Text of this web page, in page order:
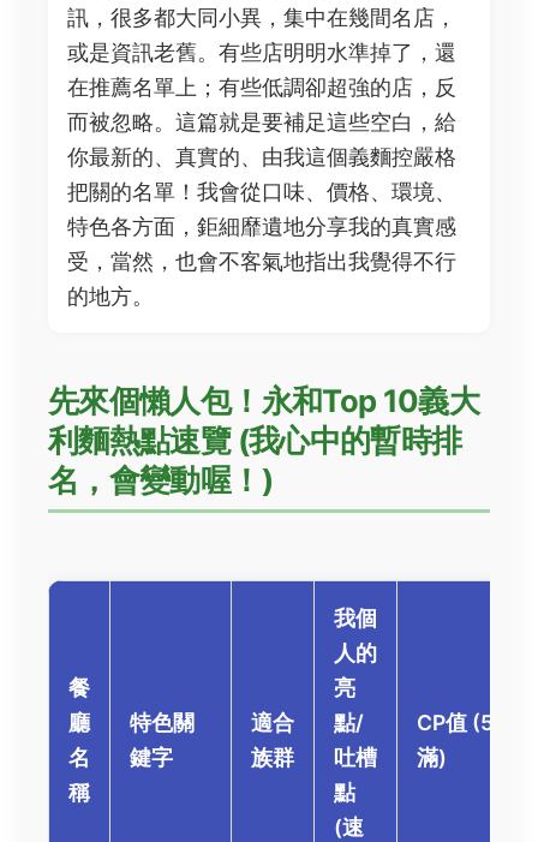
訊，很多都大同小異，集中在幾間名店，
或是資訊老舊。有些店明明水準掉了，還
在推薦名單上；有些低調卻超強的店，反
而被忽略。這篇就是要補足這些空白，給
你最新的、真實的、由我這個義麵控嚴格
把關的名單！我會從口味、價格、環境、
特色各方面，鉅細靡遺地分享我的真實感
受，當然，也會不客氣地指出我覺得不行
的地方。
先來個懶人包！永和Top 10義大
利麵熱點速覽 (我心中的暫時排
名，會變動喔！)
餐
廳
名
稱
特色關
鍵字
適合
族群
我個
人的
亮
點/
吐槽
點
(速
CP值 (5★
滿)